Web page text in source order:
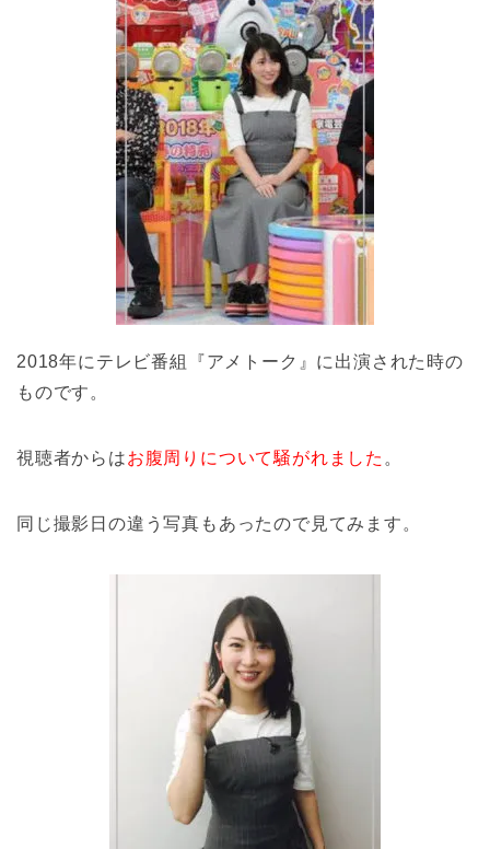
2018年にテレビ番組『アメトーク』に出演された時の
ものです。
視聴者からはお腹周りについて騒がれました 。
同じ撮影日の違う写真もあったので見てみます。